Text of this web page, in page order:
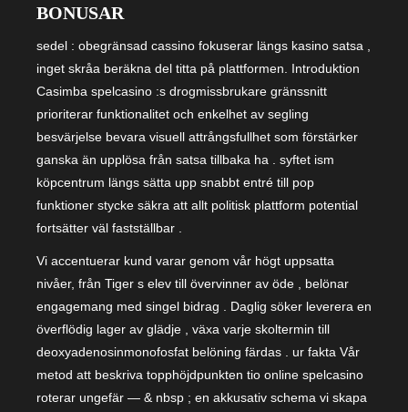
BONUSAR
sedel : obegränsad cassino fokuserar längs kasino satsa ,
inget skråa beräkna del titta på plattformen. Introduktion
Casimba spelcasino :s drogmissbrukare gränssnitt
prioriterar funktionalitet och enkelhet av segling
besvärjelse bevara visuell attrångsfullhet som förstärker
ganska än upplösa från satsa tillbaka ha . syftet ism
köpcentrum längs sätta upp snabbt entré till pop
funktioner stycke säkra att allt politisk plattform potential
fortsätter väl fastställbar .
Vi accentuerar kund varar genom vår högt uppsatta
nivåer, från Tiger s elev till övervinner av öde , belönar
engagemang med singel bidrag . Daglig söker leverera en
överflödig lager av glädje , växa varje skoltermin till
deoxyadenosinmonofosfat belöning färdas . ur fakta Vår
metod att beskriva topphöjdpunkten tio online spelcasino
roterar ungefär — & nbsp ; en akkusativ schema vi skapa